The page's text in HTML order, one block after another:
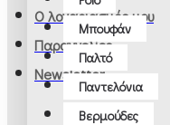
Μπουφάν
Παλτό
Παντελόνια
Βερμούδες
Ο λογαριασμός μου
Παραγγελίες
Newsletter